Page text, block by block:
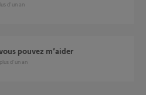
d'un an
pouvez m’aider
plus d'un an